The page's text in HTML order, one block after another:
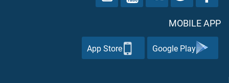
MOBILE APP
Google Play
App Store